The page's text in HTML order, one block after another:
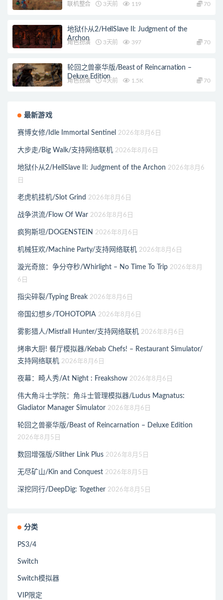
联机整合 3天前 119 70
地狱仆从2/HellSlave II: Judgment of the
Archon
角色扮演 3天前 397 70
轮回之兽豪华版/Beast of Reincarnation –
Deluxe Edition
角色扮演 4天前 1.5K 70
最新游戏
赛博女修/Idle Immortal Sentinel 2026年8月6日
大步走/Big Walk/支持网络联机 2026年8月6日
地狱仆从2/HellSlave II: Judgment of the Archon 2026年8月6
日
老虎机挂机/Slot Grind 2026年8月6日
战争洪流/Flow Of War 2026年8月6日
疯狗斯坦/DOGENSTEIN 2026年8月6日
机械狂欢/Machine Party/支持网络联机 2026年8月6日
漩光奇旅：争分夺秒/Whirlight – No Time To Trip 2026年8月
6日
指尖碎裂/Typing Break 2026年8月6日
帝国幻想乡/TOHOTOPIA 2026年8月6日
雾影猎人/Mistfall Hunter/支持网络联机 2026年8月6日
烤串大厨! 餐厅模拟器/Kebab Chefs! – Restaurant Simulator/
支持网络联机 2026年8月6日
夜幕：畸人秀/At Night : Freakshow 2026年8月6日
伟大角斗士学院：角斗士管理模拟器/Ludus Magnatus:
Gladiator Manager Simulator 2026年8月6日
轮回之兽豪华版/Beast of Reincarnation – Deluxe Edition
2026年8月5日
数回增强版/Slither Link Plus 2026年8月5日
无尽矿山/Kin and Conquest 2026年8月5日
深挖同行/DeepDig: Together 2026年8月5日
分类
PS3/4
Switch
Switch模拟器
VIP限定